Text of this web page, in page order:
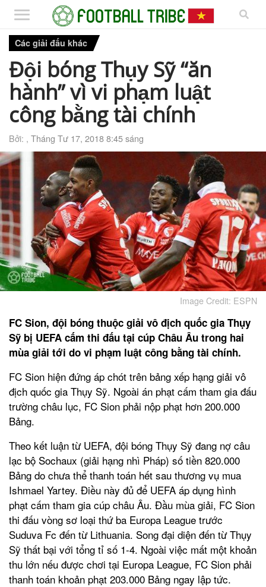
Các giải đấu khác
Đội bóng Thụy Sỹ “ăn
hành” vì vi phạm luật
công bằng tài chính
Bởi: , Tháng Tư 17, 2018 8:45 sáng
Image Credit: ESPN
FC Sion, đội bóng thuộc giải vô địch quốc gia Thụy
Sỹ bị UEFA cấm thi đấu tại cúp Châu Âu trong hai
mùa giải tới do vi phạm luật công bằng tài chính.
FC Sion hiện đứng áp chót trên bảng xếp hạng giải vô
địch quốc gia Thụy Sỹ. Ngoài án phạt cấm tham gia đấu
trường châu lục, FC Sion phải nộp phạt hơn 200.000
Bảng.
Theo kết luận từ UEFA, đội bóng Thụy Sỹ đang nợ câu
lạc bộ Sochaux (giải hạng nhì Pháp) số tiền 820.000
Bảng do chưa thể thanh toán hết sau thương vụ mua
Ishmael Yartey. Điều này đủ để UEFA áp dụng hình
phạt cấm tham gia cúp châu Âu. Đầu mùa giải, FC Sion
thi đấu vòng sơ loại thứ ba Europa League trước
Suduva Fc đến từ Lithuania. Song đại diện đến từ Thụy
Sỹ thất bại với tổng tỉ số 1-4. Ngoài việc mất một khoản
thu lớn nếu được chơi tại Europa League, FC Sion phải
thanh toán khoản phạt 203.000 Bảng ngay lập tức.